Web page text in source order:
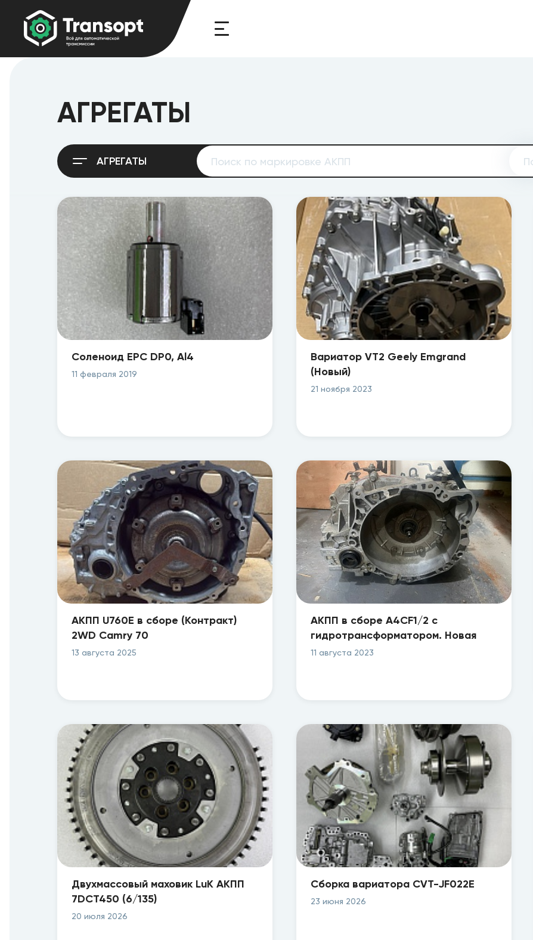
АГРЕГАТЫ
АГРЕГАТЫ
Соленоид EPC DP0, Al4
11 февраля 2019
Вариатор VT2 Geely Emgrand
(Новый)
21 ноября 2023
АКПП U760E в сборе (Контракт)
2WD Camry 70
13 августа 2025
АКПП в сборе A4CF1/2 с
гидротрансформатором. Новая
11 августа 2023
Двухмассовый маховик LuK АКПП
7DCT450 (6/135)
20 июля 2026
Сборка вариатора CVT-JF022E
23 июня 2026